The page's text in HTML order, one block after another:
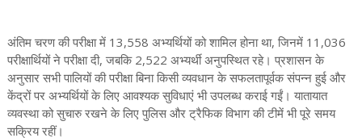
अंतिम चरण की परीक्षा में 13,558 अभ्यर्थियों को शामिल होना था, जिनमें 11,036
परीक्षार्थियों ने परीक्षा दी, जबकि 2,522 अभ्यर्थी अनुपस्थित रहे। प्रशासन के
अनुसार सभी पालियों की परीक्षा बिना किसी व्यवधान के सफलतापूर्वक संपन्न हुई और
केंद्रों पर अभ्यर्थियों के लिए आवश्यक सुविधाएं भी उपलब्ध कराई गईं। यातायात
व्यवस्था को सुचारु रखने के लिए पुलिस और ट्रैफिक विभाग की टीमें भी पूरे समय
सक्रिय रहीं।